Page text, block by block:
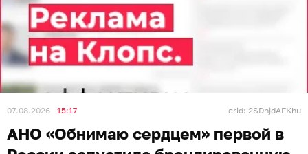
07.08.2026 15:17 erid: 2SDnjdAFKhu
АНО «Обнимаю сердцем» первой в